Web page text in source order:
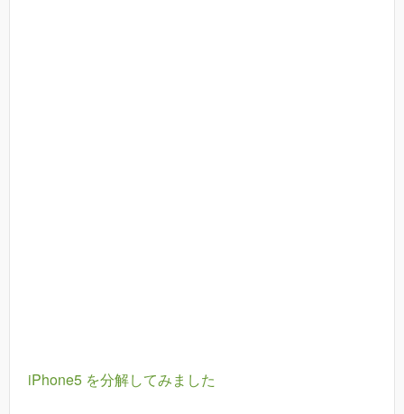
iPhone5 を分解してみました